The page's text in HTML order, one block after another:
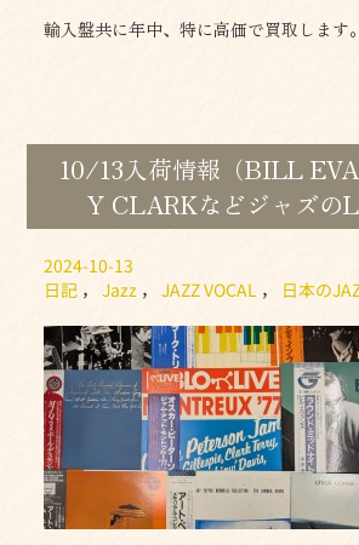
輸入盤共に年中、特に高価で買取します。
10/13入荷情報（BILL
Y CLARKなどジャズの
2024-10-13
日記 ，Jazz ，JAZZ VOCAL ， 日本の